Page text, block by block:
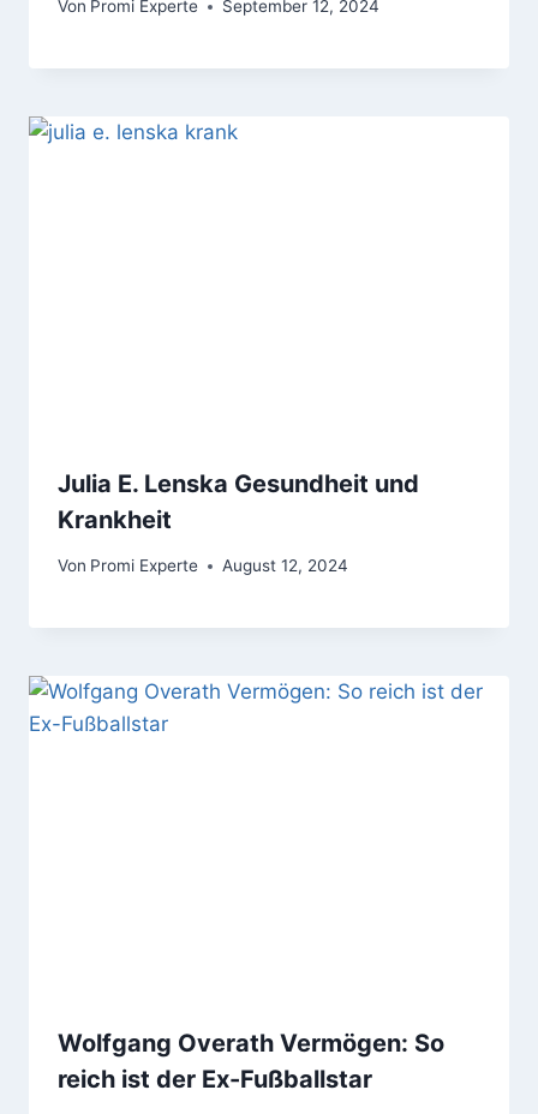
Von Promi Experte September 12, 2024
Julia E. Lenska Gesundheit und
Krankheit
Von Promi Experte August 12, 2024
Wolfgang Overath Vermögen: So
reich ist der Ex-Fußballstar